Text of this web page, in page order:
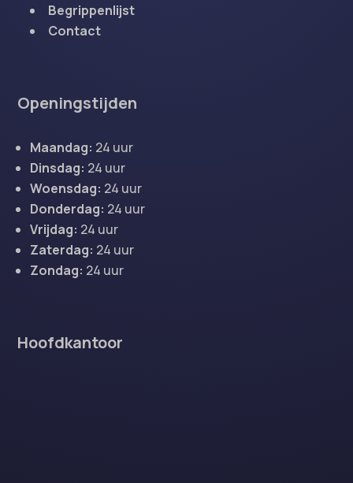
Begrippenlijst
Contact
Openingstijden
Maandag: 24 uur
Dinsdag: 24 uur
Woensdag: 24 uur
Donderdag: 24 uur
Vrijdag: 24 uur
Zaterdag: 24 uur
Zondag: 24 uur
Hoofdkantoor